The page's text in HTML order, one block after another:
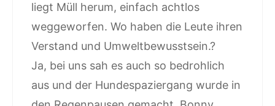
liegt Müll herum, einfach achtlos
weggeworfen. Wo haben die Leute ihren
Verstand und Umweltbewusstsein.?
Ja, bei uns sah es auch so bedrohlich
aus und der Hundespaziergang wurde in